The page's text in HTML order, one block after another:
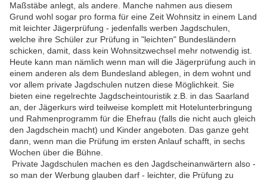
Maßstäbe anlegt, als andere. Manche nahmen aus diesem
Grund wohl sogar pro forma für eine Zeit Wohnsitz in einem Land
mit leichter Jägerprüfung - jedenfalls werben Jagdschulen,
welche ihre Schüler zur Prüfung in "leichten" Bundesländern
schicken, damit, dass kein Wohnsitzwechsel mehr notwendig ist.
Heute kann man nämlich wenn man will die Jägerprüfung auch in
einem anderen als dem Bundesland ablegen, in dem wohnt und
vor allem private Jagdschulen nutzen diese Möglichkeit. Sie
bieten eine regelrechte Jagdscheintouristik z.B. in das Saarland
an, der Jägerkurs wird teilweise komplett mit Hotelunterbringung
und Rahmenprogramm für die Ehefrau (falls die nicht auch gleich
den Jagdschein macht) und Kinder angeboten. Das ganze geht
dann, wenn man die Prüfung im ersten Anlauf schafft, in sechs
Wochen über die Bühne.
Private Jagdschulen machen es den Jagdscheinanwärtern also -
so man der Werbung glauben darf - leichter, die Prüfung zu